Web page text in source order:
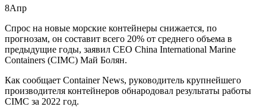
8Апр
Спрос на новые морские контейнеры снижается, по
прогнозам, он составит всего 20% от среднего объема в
предыдущие годы, заявил CEO China International Marine
Containers (CIMC) Май Болян.
Как сообщает Container News, руководитель крупнейшего
производителя контейнеров обнародовал результаты работы
CIMC за 2022 год.